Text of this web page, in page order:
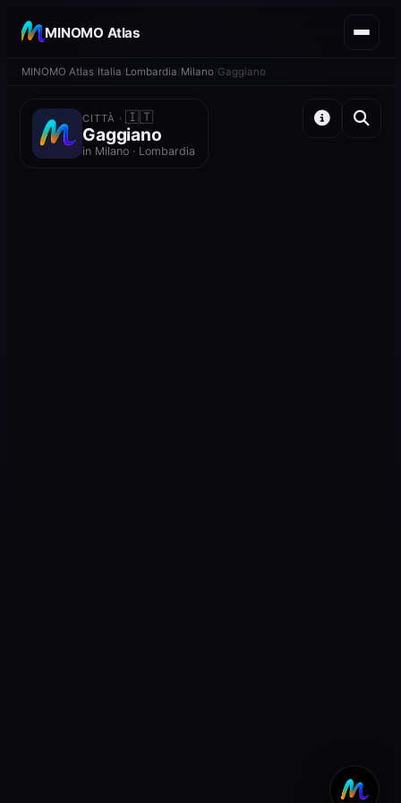
MINOMO Atlas
MINOMO Atlas Italia Lombardia Milano Gaggiano
CITTÀ ·🇮🇹
Gaggiano
in Milano · Lombardia